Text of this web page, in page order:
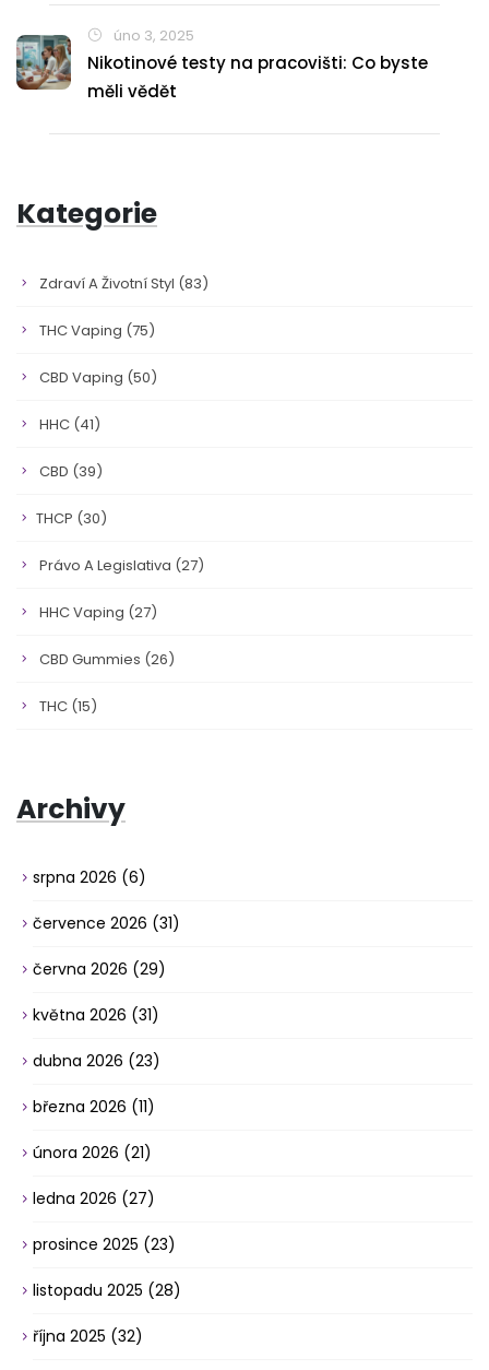
úno 3, 2025
Nikotinové testy na pracovišti: Co byste
měli vědět
Kategorie
Zdraví A Životní Styl (83)
THC Vaping (75)
CBD Vaping (50)
HHC (41)
CBD (39)
THCP (30)
Právo A Legislativa (27)
HHC Vaping (27)
CBD Gummies (26)
THC (15)
Archivy
srpna 2026 (6)
července 2026 (31)
června 2026 (29)
května 2026 (31)
dubna 2026 (23)
března 2026 (11)
února 2026 (21)
ledna 2026 (27)
prosince 2025 (23)
listopadu 2025 (28)
října 2025 (32)